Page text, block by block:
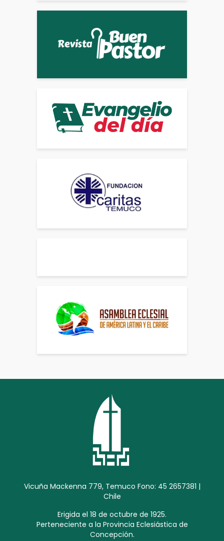
Vicuña Mackenna 779, Temuco Fono: 45 2657381 |
Chile
Erigida el 18 de octubre de 1925.
Perteneciente a la Provincia Eclesiástica de
Concepción.